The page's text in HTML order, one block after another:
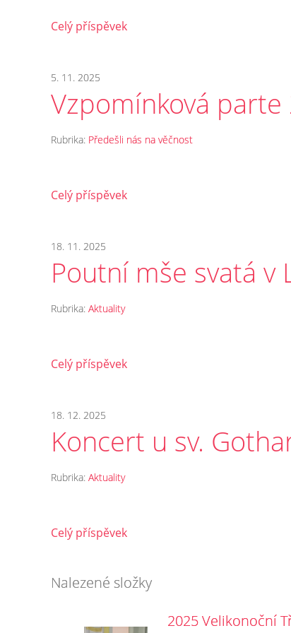
Celý příspěvek
5. 11. 2025
Vzpomínková parte
Rubrika: Předešli nás na věčnost
Celý příspěvek
18. 11. 2025
Poutní mše svatá v
Rubrika: Aktuality
Celý příspěvek
18. 12. 2025
Koncert u sv.
Rubrika: Aktuality
Celý příspěvek
Nalezené složky
2025 Velikonoční